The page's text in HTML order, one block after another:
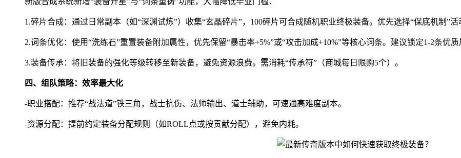
1.碎片合成：通过日常副本（如“深渊试炼”）收集“玄晶碎片”，100碎片可合成随机职业终极装备。优先选择“保底机制”活
2.词条优化：使用“洗练石”重置装备附加属性，优先保留“暴击率+5%”或“攻击加成+10%”等核心词条。建议锁定1-2条优质
3.装备传承：将旧装备的强化等级转移至新装备，避免资源浪费。需消耗“传承符”（商城每日限购5个）。
四、组队策略：效率最大化
-职业搭配：推荐“战法道”铁三角，战士抗伤、法师输出、道士辅助，可速通高难度副本。
-资源分配：提前约定装备分配规则（如ROLL点或按贡献分配），避免内耗。